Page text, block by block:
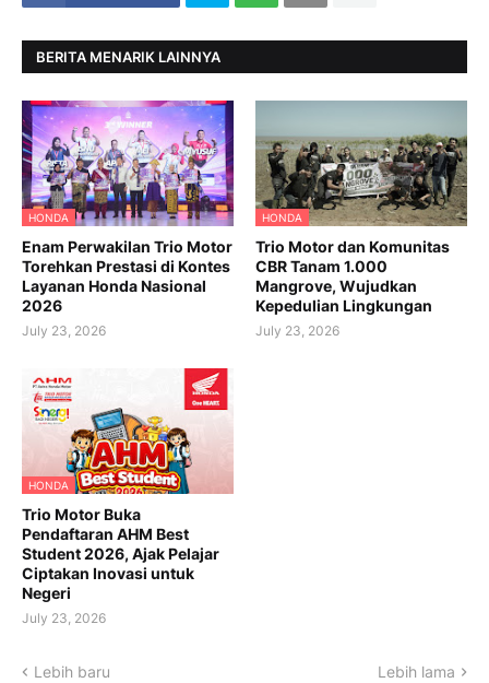
BERITA MENARIK LAINNYA
HONDA
Enam Perwakilan Trio Motor
Torehkan Prestasi di Kontes
Layanan Honda Nasional
2026
July 23, 2026
HONDA
Trio Motor dan Komunitas
CBR Tanam 1.000
Mangrove, Wujudkan
Kepedulian Lingkungan
July 23, 2026
HONDA
Trio Motor Buka
Pendaftaran AHM Best
Student 2026, Ajak Pelajar
Ciptakan Inovasi untuk
Negeri
July 23, 2026
Lebih baru Lebih lama